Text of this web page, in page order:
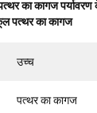
का कागज
पत्थर का कागज
उच्च
पत्थर का कागज